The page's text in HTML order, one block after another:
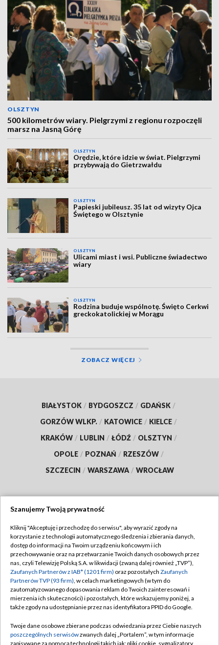
OLSZTYN
500 kilometrów wiary. Pielgrzymi z regionu rozpoczęli
marsz na Jasną Górę
OLSZTYN
Orędzie, które idzie w świat. Pielgrzymi
przybywają do Gietrzwałdu
OLSZTYN
Papieski jubileusz. 35 lat od wizyty Ojca
Świętego w Olsztynie
OLSZTYN
Ulicami miast i wsi. Publiczne świadectwo
wiary
OLSZTYN
Rodzina buduje wspólnotę. Święto Cerkwi
greckokatolickiej w Morągu
ZOBACZ WIĘCEJ
BIAŁYSTOK / BYDGOSZCZ / GDAŃSK /
GORZÓW WLKP. / KATOWICE / KIELCE /
KRAKÓW / LUBLIN / ŁÓDŹ / OLSZTYN /
OPOLE / POZNAŃ / RZESZÓW /
SZCZECIN / WARSZAWA / WROCŁAW
TVP
Abonament TVP
Emisja w TVP
Centrum informacji TVP
Naziemna Telewizja Cyfrowa
Rada Programowa
Regulamin TVP
Polityka prywatności
Moje zgody
Pomoc
Kontakt
Szanujemy Twoją prywatność
Kliknij "Akceptuję i przechodzę do serwisu", aby wyrazić zgody na
korzystanie z technologii automatycznego śledzenia i zbierania danych,
dostęp do informacji na Twoim urządzeniu końcowym i ich
przechowywanie oraz na przetwarzanie Twoich danych osobowych przez
nas, czyli Telewizję Polską S.A. w likwidacji (zwaną dalej również „TVP”),
Zaufanych Partnerów z IAB* (1201 firm) oraz pozostałych Zaufanych
Partnerów TVP (93 firm), w celach marketingowych (w tym do
zautomatyzowanego dopasowania reklam do Twoich zainteresowań i
mierzenia ich skuteczności) i pozostałych, które wskazujemy poniżej, a
także zgody na udostępnianie przez nas identyfikatora PPID do Google.
Twoje dane osobowe zbierane podczas odwiedzania przez Ciebie naszych
poszczególnych serwisówzwanych dalej „Portalem”, w tym informacje
zapisywane za pomocą technologii takich jak: pliki cookie, sygnalizatory